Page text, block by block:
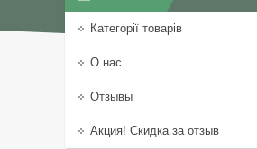
Категорії товарів
О нас
Отзывы
Акция! Скидка за отзыв